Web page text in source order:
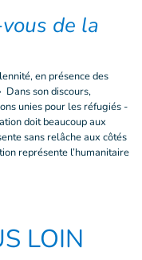
de la
en présence des
Dans son discours,
unies pour les réfugiés -
doit beaucoup aux
sans relâche aux côtés
représente l’humanitaire
LOIN